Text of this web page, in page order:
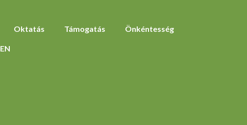
Oktatás Támogatás Önkéntesség
EN